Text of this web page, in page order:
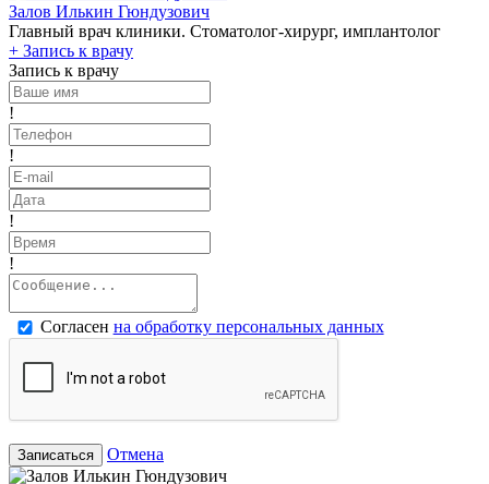
Залов Илькин Гюндузович
Главный врач клиники. Стоматолог-хирург, имплантолог
+ Запись к врачу
Запись к врачу
!
!
!
!
Согласен на обработку персональных данных
Записаться Отмена